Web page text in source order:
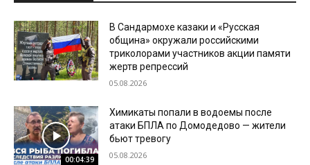
В Сандармохе казаки и «Русская
община» окружали российскими
триколорами участников акции памяти
жертв репрессий
05.08.2026
00:04:39
Химикаты попали в водоемы после
атаки БПЛА по Домодедово — жители
бьют тревогу
05.08.2026